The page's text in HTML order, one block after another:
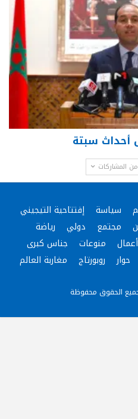
أحداث سبتة
المشاركات
سياسة
إفتتاحية التيجيني
مجتمع دولي
رياضة
منوعات
جناس كبرى
حوار روبورتاج مغاربة العالم